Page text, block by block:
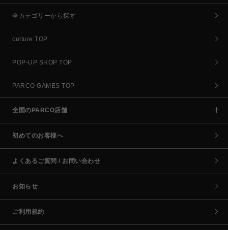
全カテゴリーから探す
culture TOP
POP-UP SHOP TOP
PARCO GAMES TOP
全国のPARCO店舗
初めてのお客様へ
よくあるご質問 / お問い合わせ
お知らせ
ご利用規約